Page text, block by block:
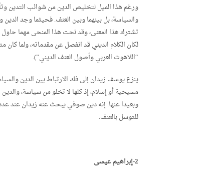
ورغم هذا الميل لتخليص الدين من شوائب التدين
والسياسة، بل بينهما وبين العنف. فحيثما وجد
تشترك هذا المعنى، وقد نحت هذا المنحى مهما
لكان الكلام الديني قد انفصل عن مقدماته، ولما كان
“اللاهوت العربي وأصول العنف الديني”).
ينزع يوسف زيدان إلى فك الارتباط بين الدين
مسيحية أو إسلام، إذ كلها لا تخلو من سياسة،
وبعيدا عنها. إنه دين صوفي يبحث عنه زيدان عند
للتوسل بالعنف.
2-إبراهيم عيسى